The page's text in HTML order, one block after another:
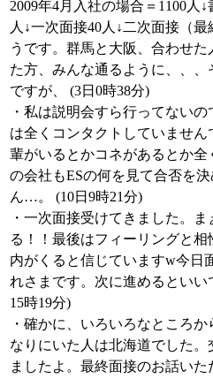
2009年4月入社の場合＝1100人
人↓一次面接40人↓二次面接（
うです。群馬と大阪、合わせ
た方、みんな通るように、、
ですが、 (3日0時38分)
・私は説明会すら行ってない
は全くコンタクトしていませ
輩がいるとかコネがあるとか
の会社もESの何を見て合否を
ん…。 (10日9時21分)
・一次面接受けてきました。
る！！最後はフィーリングと
内がくると信じていますw今日
れさまです。次に進めるとい
15時19分)
・確かに、いろいろなところ
なりにいた人は北海道でした
ましたよ。最終面接のお話い